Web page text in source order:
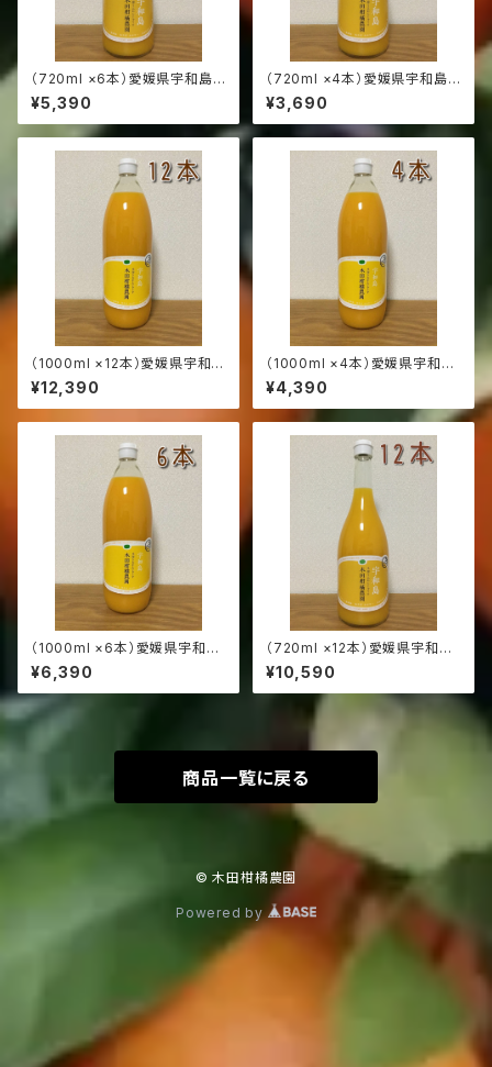
（720ml ×6本）愛媛県宇和島
産:南柑20号:本物の100％みか
んジュース（発送サイズ100）
¥5,390
（720ml ×4本）愛媛県宇和島
産:南柑20号:本物の100％みか
んジュース（発送サイズ80）
¥3,690
（1000ml ×12本）愛媛県宇和島
産:南柑20号:本物の100％みか
んジュース（発送サイズ140）
¥12,390
（1000ml ×4本）愛媛県宇和島
産:南柑20号:本物の100％みか
んジュース（発送サイズ100）
¥4,390
（1000ml ×6本）愛媛県宇和島
産:南柑20号:本物の100％みか
んジュース（発送サイズ100）
¥6,390
（720ml ×12本）愛媛県宇和島
産:南柑20号:本物の100％みか
んジュース（発送サイズ120）
¥10,590
商品一覧に戻る
© 木田柑橘農園
Powered by